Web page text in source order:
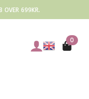
OVER 699KR.
0